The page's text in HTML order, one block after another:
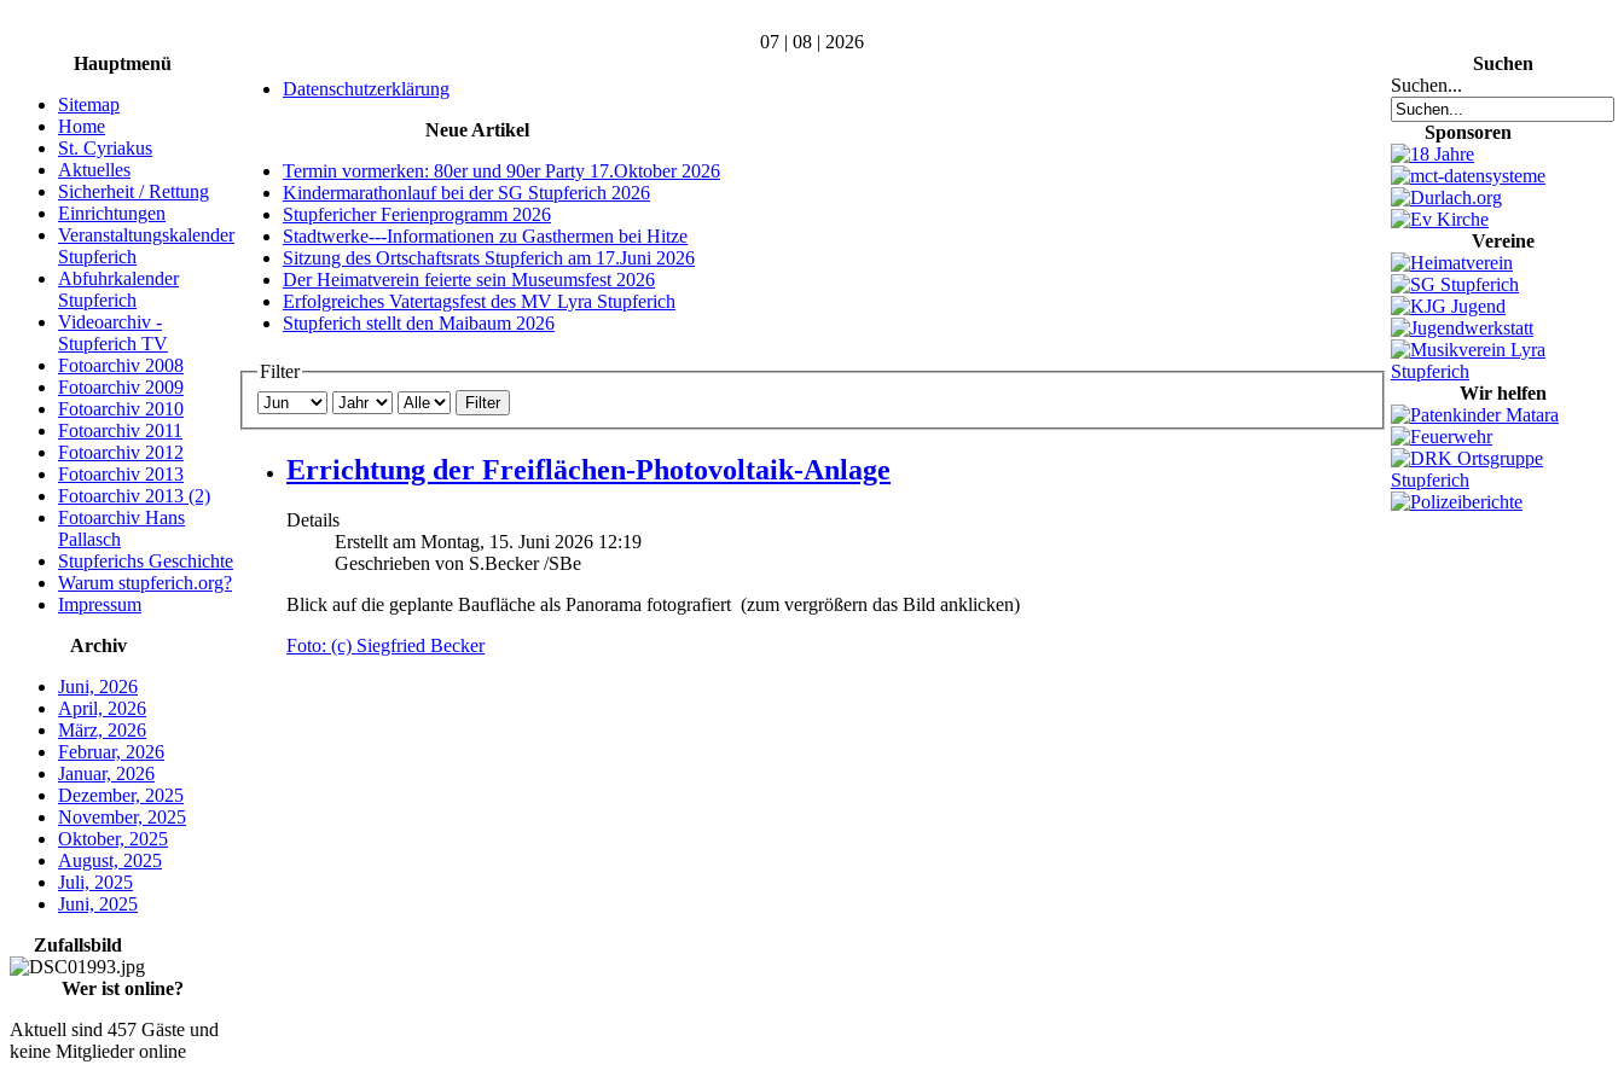
07 | 08 | 2026
Hauptmenü
Sitemap
Home
St. Cyriakus
Aktuelles
Sicherheit / Rettung
Einrichtungen
Veranstaltungskalender
Stupferich
Abfuhrkalender
Stupferich
Videoarchiv -
Stupferich TV
Fotoarchiv 2008
Fotoarchiv 2009
Fotoarchiv 2010
Fotoarchiv 2011
Fotoarchiv 2012
Fotoarchiv 2013
Fotoarchiv 2013 (2)
Fotoarchiv Hans
Pallasch
Stupferichs Geschichte
Warum stupferich.org?
Impressum
Archiv
Juni, 2026
April, 2026
März, 2026
Februar, 2026
Januar, 2026
Dezember, 2025
November, 2025
Oktober, 2025
August, 2025
Juli, 2025
Juni, 2025
Zufallsbild
Wer ist online?
Aktuell sind 457 Gäste und
keine Mitglieder online
Datenschutzerklärung
Neue Artikel
Termin vormerken: 80er und 90er Party 17.Oktober 2026
Kindermarathonlauf bei der SG Stupferich 2026
Stupfericher Ferienprogramm 2026
Stadtwerke---Informationen zu Gasthermen bei Hitze
Sitzung des Ortschaftsrats Stupferich am 17.Juni 2026
Der Heimatverein feierte sein Museumsfest 2026
Erfolgreiches Vatertagsfest des MV Lyra Stupferich
Stupferich stellt den Maibaum 2026
Filter
Filter
Errichtung der Freiflächen-Photovoltaik-Anlage
Details
Erstellt am Montag, 15. Juni 2026 12:19
Geschrieben von S.Becker /SBe
Blick auf die geplante Baufläche als Panorama fotografiert (zum vergrößern das Bild anklicken)
Foto: (c) Siegfried Becker
Suchen
Suchen...
Sponsoren
Vereine
Wir helfen